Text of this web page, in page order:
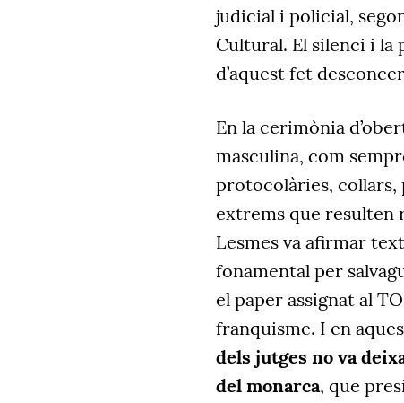
judicial i policial,
Cultural. El silenci i la
d’aquest fet
En la cerimònia
masculina, com
protocolàries, collars,
extrems que resulten
Lesmes va afirmar
fonamental per
el paper assignat al
franquisme. I en
dels jutges no va
del monarca, que